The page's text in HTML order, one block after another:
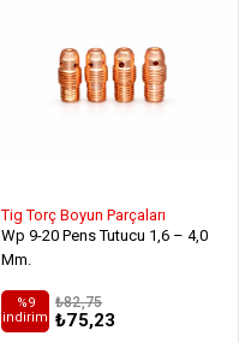
Tig Torç Boyun Parçaları
Wp 9-20 Pens Tutucu 1,6 – 4,0
Mm.
₺75,23
₺82,75
%9
i̇ndirim